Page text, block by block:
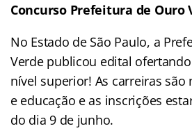
Concurso Prefeitura de Ouro
No Estado de São Paulo, a
Verde publicou edital
nível superior! As carreiras são
e educação e as inscrições
do dia 9 de junho.